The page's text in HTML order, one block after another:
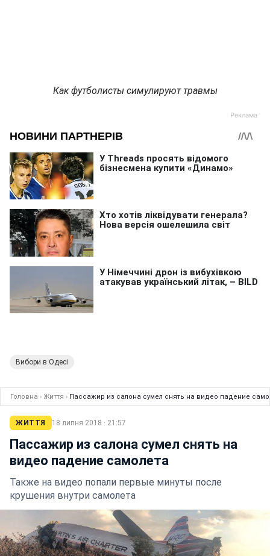
Как футболисты симулируют травмы
Вибори в Одесі
Головна › Життя › Пассажир из салона сумел снять на видео падение
ЖИТТЯ 18 липня 2018 · 21:57
Пассажир из салона сумел снять на
видео падение самолета
Также на видео попали первые минуты после
крушения внутри самолета